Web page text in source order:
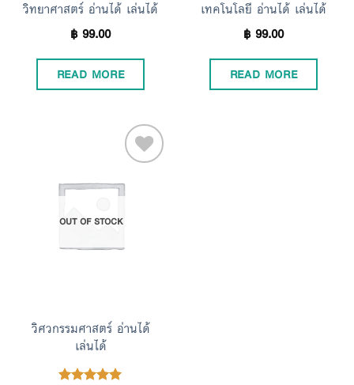
วิทยาศาสตร์ อ่านได้ เล่นได้
฿99.00
READ MORE
เทคโนโลยี อ่านได้ เล่นได้
฿99.00
READ MORE
OUT OF STOCK
วิศวกรรมศาสตร์ อ่านได้
เล่นได้